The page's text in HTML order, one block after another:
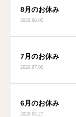
8月のお休み
2026.08.05
7月のお休み
2026.07.06
6月のお休み
2026.05.27